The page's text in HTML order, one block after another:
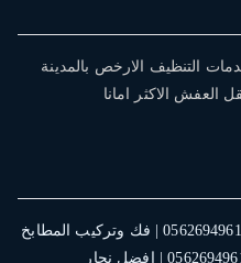
التنظيف الارخص بالمدينة
الاكثر امانا